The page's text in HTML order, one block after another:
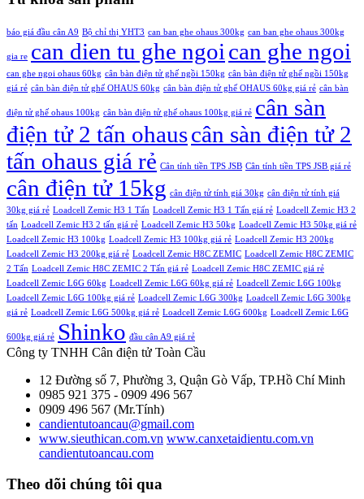
báo giá đầu cân A9 Bộ chỉ thị YHT3 can ban ghe ohaus 300kg can ban ghe ohaus 300kg
gia re can dien tu ghe ngoi can ghe ngoi
can ghe ngoi ohaus 60kg cân bàn điện tử ghế ngồi 150kg cân bàn điện tử ghế ngồi 150kg
giá rẻ cân bàn điện tử ghế OHAUS 60kg cân bàn điện tử ghế OHAUS 60kg giá rẻ cân bàn
điện tử ghế ohaus 100kg cân bàn điện tử ghế ohaus 100kg giá rẻ cân sàn
điện tử 2 tấn ohauscân sàn điện tử 2
tấn ohaus giá rẻ Cân tính tiền TPS JSB Cân tính tiền TPS JSB giá rẻ
cân điện tử 15kg cân điện tử tính giá 30kg cân điện tử tính giá
30kg giá rẻ Loadcell Zemic H3 1 Tấn Loadcell Zemic H3 1 Tấn giá rẻ Loadcell Zemic H3 2
tấn Loadcell Zemic H3 2 tấn giá rẻ Loadcell Zemic H3 50kg Loadcell Zemic H3 50kg giá rẻ
Loadcell Zemic H3 100kg Loadcell Zemic H3 100kg giá rẻ Loadcell Zemic H3 200kg
Loadcell Zemic H3 200kg giá rẻ Loadcell Zemic H8C ZEMIC Loadcell Zemic H8C ZEMIC
2 Tấn Loadcell Zemic H8C ZEMIC 2 Tấn giá rẻ Loadcell Zemic H8C ZEMIC giá rẻ
Loadcell Zemic L6G 60kg Loadcell Zemic L6G 60kg giá rẻ Loadcell Zemic L6G 100kg
Loadcell Zemic L6G 100kg giá rẻ Loadcell Zemic L6G 300kg Loadcell Zemic L6G 300kg
giá rẻ Loadcell Zemic L6G 500kg giá rẻ Loadcell Zemic L6G 600kg Loadcell Zemic L6G
600kg giá rẻ Shinko đầu cân A9 giá rẻ
Công ty TNHH Cân điện tử Toàn Cầu
12 Đường số 7, Phường 3, Quận Gò Vấp, TP.Hồ Chí Minh
0985 921 375 - 0909 496 567
0909 496 567 (Mr.Tính)
candientutoancau@gmail.com
www.sieuthican.com.vn www.canxetaidientu.com.vn
candientutoancau.com
Theo dõi chúng tôi qua